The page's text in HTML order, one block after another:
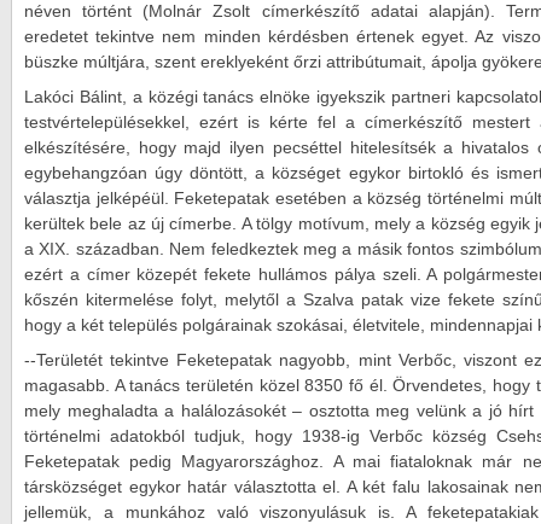
néven történt (Molnár Zsolt címerkészítő adatai alapján).
eredetet tekintve nem minden kérdésben értenek egyet. Az
büszke múltjára, szent ereklyeként őrzi attribútumait, ápolja
Lakóci Bálint, a közégi tanács elnöke igyekszik partneri
testvértelepülésekkel, ezért is kérte fel a címerkészítő mestert
elkészítésére, hogy majd ilyen pecséttel hitelesítsék a hivatalos
egybehangzóan úgy döntött, a községet egykor birtokló és
választja jelképéül. Feketepatak esetében a község történelmi
kerültek bele az új címerbe. A tölgy motívum, mely a község egyik
a XIX. században. Nem feledkeztek meg a másik fontos
ezért a címer közepét fekete hullámos pálya szeli. A
kőszén kitermelése folyt, melytől a Szalva patak vize fekete
hogy a két település polgárainak szokásai, életvitele, mindennapjai
--Területét tekintve Feketepatak nagyobb, mint Verbőc, viszont
magasabb. A tanács területén közel 8350 fő él. Örvendetes, hogy
mely meghaladta a halálozásokét – osztotta meg velünk a jó hírt
történelmi adatokból tudjuk, hogy 1938-ig Verbőc község
Feketepatak pedig Magyarországhoz. A mai fiataloknak már
társközséget egykor határ választotta el. A két falu lakosainak
jellemük, a munkához való viszonyulásuk is. A